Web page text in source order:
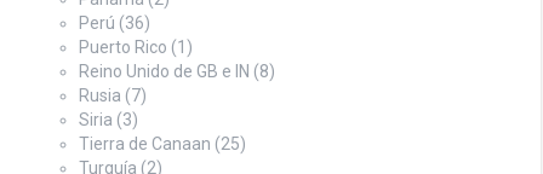
Perú (36)
Puerto Rico (1)
Reino Unido de GB e IN (8)
Rusia (7)
Siria (3)
Tierra de Canaan (25)
Turquía (2)